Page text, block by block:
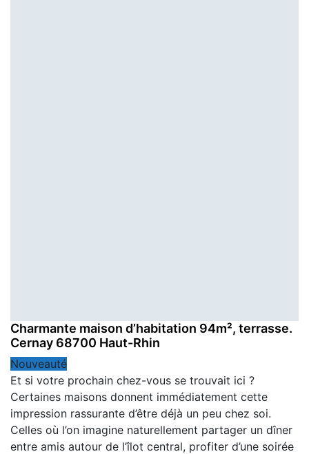
Charmante maison d’habitation 94m², terrasse.
Cernay 68700 Haut-Rhin
Nouveauté
Et si votre prochain chez-vous se trouvait ici ?
Certaines maisons donnent immédiatement cette
impression rassurante d’être déjà un peu chez soi.
Celles où l’on imagine naturellement partager un dîner
entre amis autour de l’îlot central, profiter d’une soirée